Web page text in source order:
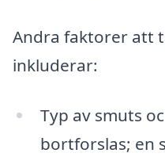
Andra faktorer att
inkluderar:
Typ av smuts
bortforslas; en